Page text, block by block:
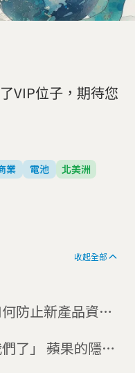
VIP位子，期待您
業 電池 北美洲
收起全部
防止新產品資訊
了」 蘋果的隱藏